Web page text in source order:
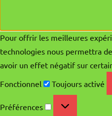
Pour offrir les meilleures
technologies nous permettra
avoir un effet négatif sur
Fonctionnel
Toujours activé
Préférences
Préférences